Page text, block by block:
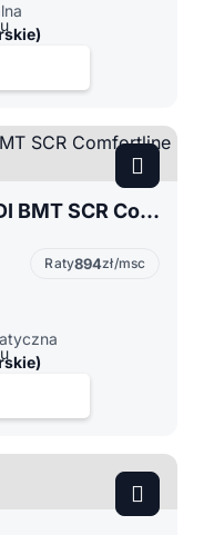
Volkswagen Tiguan 2.0 TDI BMT SCR Comfortline DSG
Raty894zł/msc